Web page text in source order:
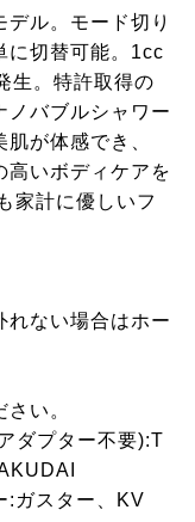
ル。モード切り
に切替可能。1cc
生。特許取得の
ノバブルシャワー
が体感でき、
高いボディケアを
家計に優しいフ
れない場合はホー
い。
ダプター不要):T
:ガスター、KV